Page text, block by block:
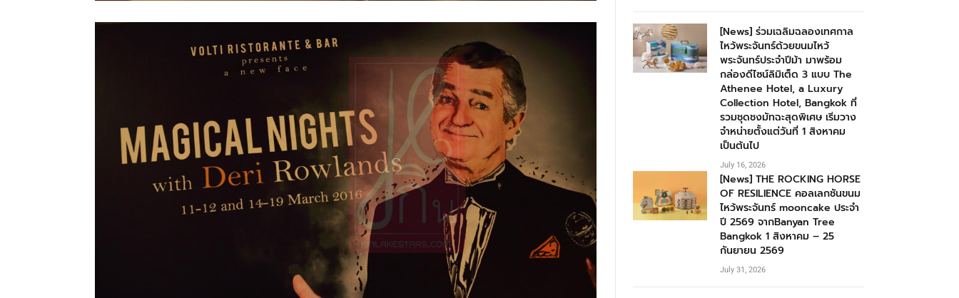
[News] ร่วมเฉลิมฉลองเทศกาล
ไหว้พระจันทร์ด้วยขนมไหว้
พระจันทร์ประจำปีม้า มาพร้อม
กล่องดีไซน์ลิมิเต็ด 3 แบบ The
Athenee Hotel, a Luxury
Collection Hotel, Bangkok ที่
รวมชุดชงมัทฉะสุดพิเศษ เริ่มวาง
จำหน่ายตั้งแต่วันที่ 1 สิงหาคม
เป็นต้นไป
July 16, 2026
[News] THE ROCKING HORSE
OF RESILIENCE คอลเลกชันขนม
ไหว้พระจันทร์ mooncake ประจำ
ปี 2569 จากBanyan Tree
Bangkok 1 สิงหาคม – 25
กันยายน 2569
July 31, 2026